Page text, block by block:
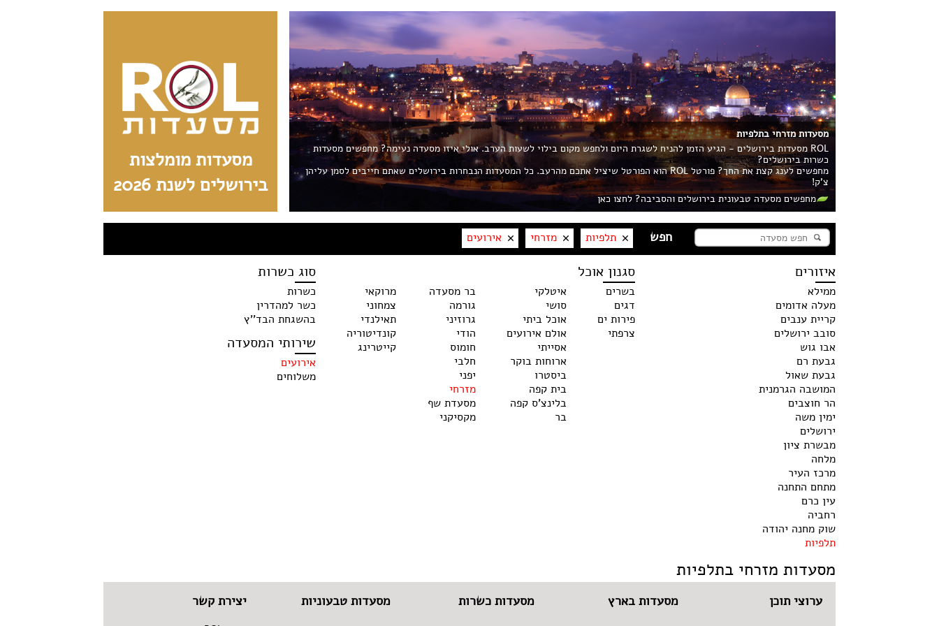
מסעדות מומלצות
בירושלים לשנת 2026
מסעדות מזרחי בתלפיות
ROL מסעדות בירושלים - הגיע הזמן להניח לשגרת היום ולחפש מקום בילוי לשעות הערב. אולי איזו מסעדה נעימה? מחפשים מסעדות
כשרות בירושלים?
מחפשים לענג קצת את החך? פורטל ROL הוא הפורטל שיציל אתכם מהרעב. כל המסעדות הנבחרות בירושלים שאתם חייבים לסמן עליהן
צ'ק!
מחפשים מסעדה טבעונית בירושלים והסביבה? לחצו כאן
תלפיות מזרחי אירועים
איזורים
ממילא
מעלה אדומים
קריית ענבים
סובב ירושלים
אבו גוש
גבעת רם
גבעת שאול
המושבה הגרמנית
הר חוצבים
ימין משה
ירושלים
מבשרת ציון
מלחה
מרכז העיר
מתחם התחנה
עין כרם
רחביה
שוק מחנה יהודה
תלפיות
סגנון אוכל
בשרים
דגים
פירות ים
צרפתי
איטלקי
סושי
אוכל ביתי
אולם אירועים
אסייתי
ארוחות בוקר
ביסטרו
בית קפה
בלינצ'ס קפה
בר
בר מסעדה
גורמה
גרוזיני
הודי
חומוס
חלבי
יפני
מזרחי
מסעדת שף
מקסיקני
מרוקאי
צמחוני
תאילנדי
קונדיטוריה
קייטרינג
סוג כשרות
כשרות
כשר למהדרין
בהשגחת הבד''ץ
שירותי המסעדה
אירועים
משלוחים
מסעדות מזרחי בתלפיות
ערוצי תוכן מסעדות בארץ מסעדות כשרות מסעדות טבעוניות יצירת קשר